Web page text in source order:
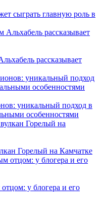
сыграть главную роль в
рассказывает
уникальный подход в
особенностями
Горелый на Камчатке
у блогера и его